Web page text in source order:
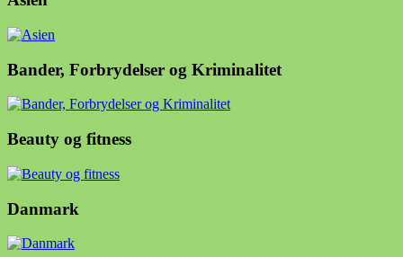
Bander, Forbrydelser og Kriminalitet
Beauty og fitness
Danmark